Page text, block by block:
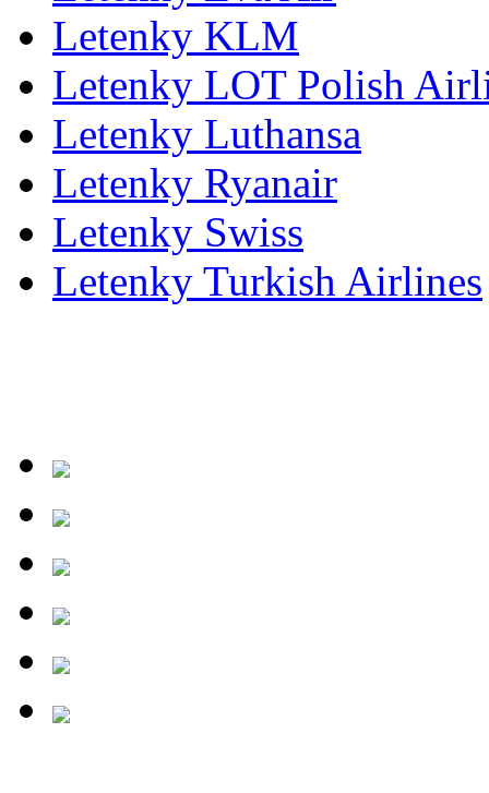
Letenky KLM
Letenky LOT Polish
Letenky Luthansa
Letenky Ryanair
Letenky Swiss
Letenky Turkish Airlines